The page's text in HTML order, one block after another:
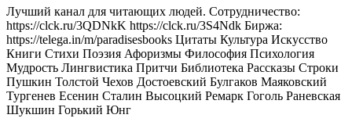
Лучший канал для читающих людей. Сотрудничество:
https://clck.ru/3QDNkK https://clck.ru/3S4Ndk Биржа:
https://telega.in/m/paradisesbooks Цитаты Культура Искусство
Книги Стихи Поэзия Афоризмы Философия Психология
Мудрость Лингвистика Притчи Библиотека Рассказы Строки
Пушкин Толстой Чехов Достоевский Булгаков Маяковский
Тургенев Есенин Сталин Высоцкий Ремарк Гоголь Раневская
Шукшин Горький Юнг